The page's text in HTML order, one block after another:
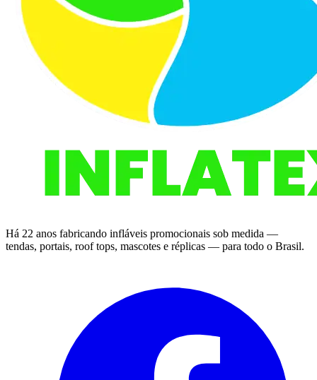
Há 22 anos fabricando infláveis promocionais sob medida —
tendas, portais, roof tops, mascotes e réplicas — para todo o Brasil.